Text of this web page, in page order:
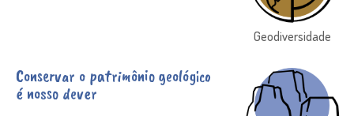
Conservar o patrimônio geológico
é nosso dever
Geodiversidade